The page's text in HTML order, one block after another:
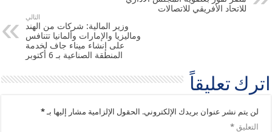
للاتحاد الأفريقي للاتصالات
التالي
وزير المالية: شركات من الهند
وماليزيا والإمارات وألمانيا تتنافس
على إنشاء ميناء جاف لخدمة
المنطقة الصناعية بـ 6 أكتوبر
اترك تعليقاً
لن يتم نشر عنوان بريدك الإلكتروني. الحقول الإلزامية مشار إليها بـ*
التعليق*